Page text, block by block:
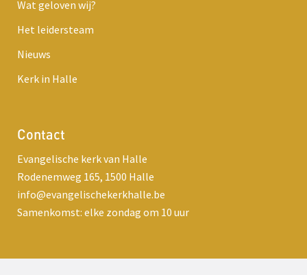
Wat geloven wij?
Het leidersteam
Nieuws
Kerk in Halle
Contact
Evangelische kerk van Halle
Rodenemweg 165, 1500 Halle
info@evangelischekerkhalle.be
Samenkomst: elke zondag om 10 uur